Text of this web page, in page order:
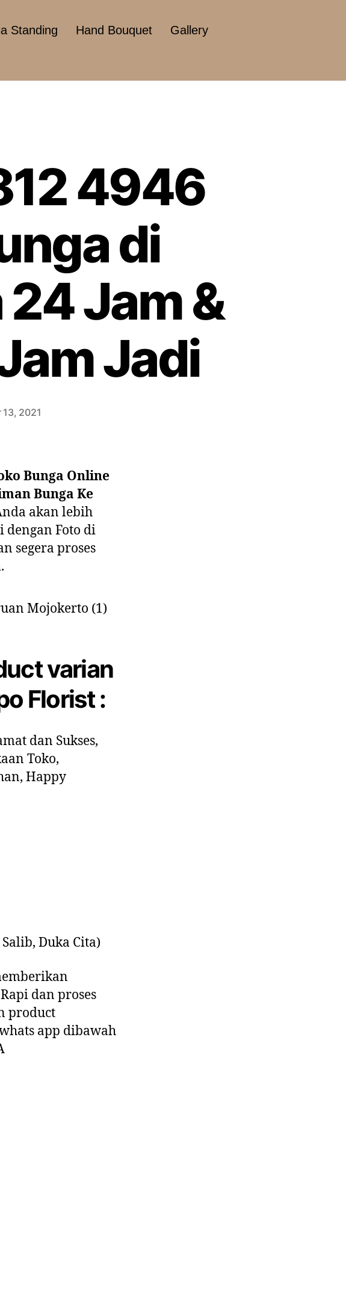
Standing Hand Bouquet Gallery
4946
di
Jam &
Jadi
2021
Bunga Online
Bunga Ke
akan lebih
dengan Foto di
segera proses
.
varian
Florist :
dan Sukses,
Toko,
Happy
Duka Cita)
dan proses
product
app dibawah